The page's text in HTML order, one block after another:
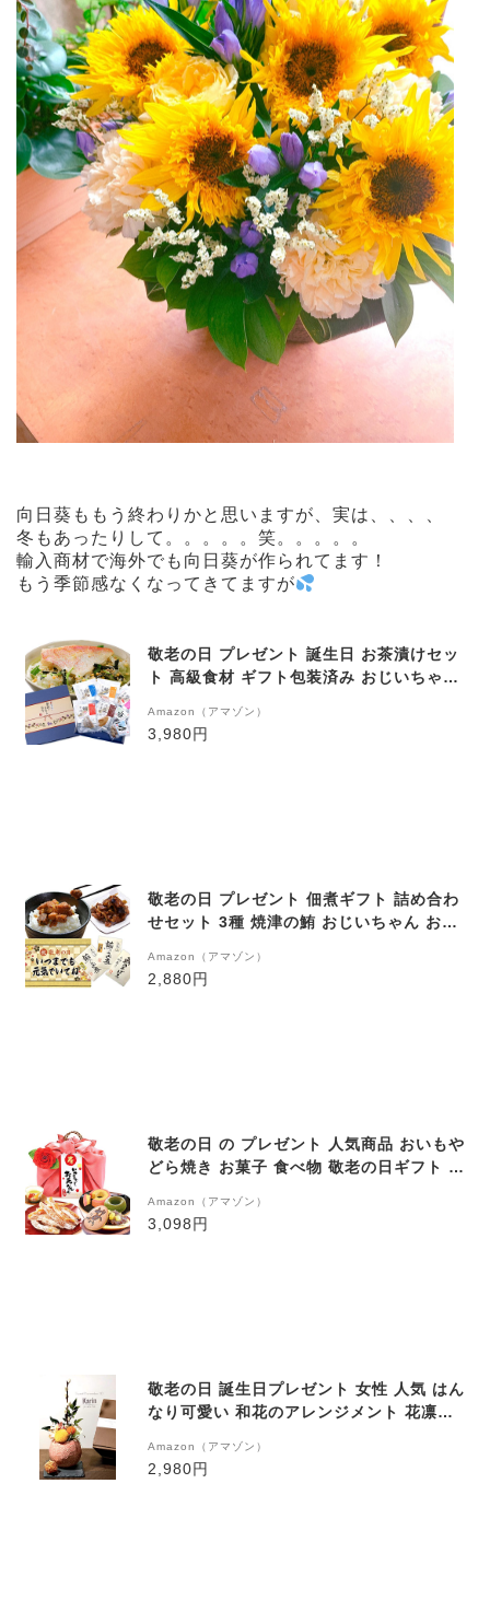
向日葵ももう終わりかと思いますが、実は、、、、
冬もあったりして。。。。。笑。。。。。
輸入商材で海外でも向日葵が作られてます！
もう季節感なくなってきてますが
敬老の日 プレゼント 誕生日 お茶漬けセッ
ト 高級食材 ギフト包装済み おじいちゃん
Amazon（アマゾン）
3,980円
敬老の日 プレゼント 佃煮ギフト 詰め合わ
せセット 3種 焼津の鮪 おじいちゃん おば
Amazon（アマゾン）
2,880円
敬老の日 の プレゼント 人気商品 おいもや
どら焼き お菓子 食べ物 敬老の日ギフト ギ
ンク風呂敷)
Amazon（アマゾン）
3,098円
敬老の日 誕生日プレゼント 女性 人気 はん
なり可愛い 和花のアレンジメント 花凛シ
ドフラワー
Amazon（アマゾン）
2,980円